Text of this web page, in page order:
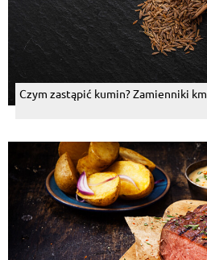
Czym zastąpić kumin? Zamienniki